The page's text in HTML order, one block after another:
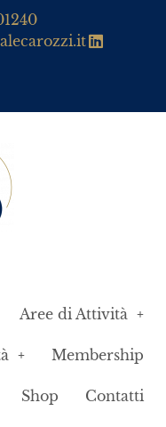
Aree di Attività
Membership
Shop Contatti